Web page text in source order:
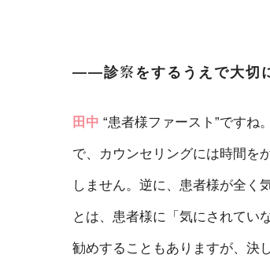
――診察をするうえで大切
田中 “患者様ファースト”ですね
で、カウンセリングには時間を
しません。逆に、患者様が全く
とは、患者様に「気にされてい
勧めすることもありますが、決